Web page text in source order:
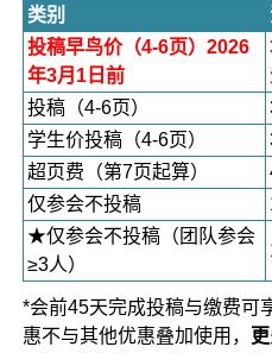
类别
投稿早鸟价（4-6页）2026
年3月1日前
投稿（4-6页）
学生价投稿（4-6页）
超页费（第7页起算）
仅参会不投稿
★仅参会不投稿（团队参会
≥3人）
*会前45天完成投稿与缴费可
惠不与其他优惠叠加使用，